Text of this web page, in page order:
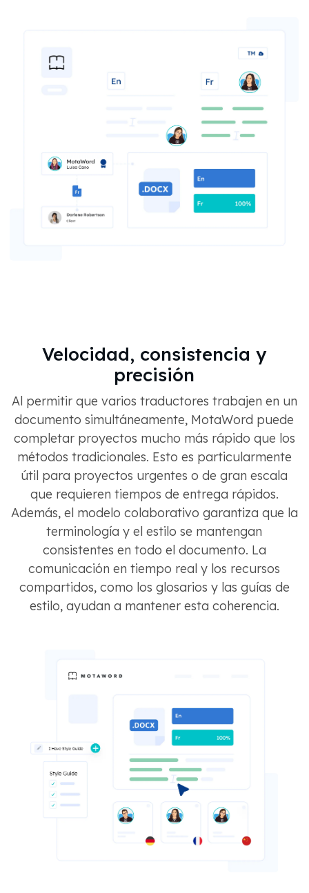
Velocidad, consistencia y
precisión
Al permitir que varios traductores trabajen en un
documento simultáneamente, MotaWord puede
completar proyectos mucho más rápido que los
métodos tradicionales. Esto es particularmente
útil para proyectos urgentes o de gran escala
que requieren tiempos de entrega rápidos.
Además, el modelo colaborativo garantiza que la
terminología y el estilo se mantengan
consistentes en todo el documento. La
comunicación en tiempo real y los recursos
compartidos, como los glosarios y las guías de
estilo, ayudan a mantener esta coherencia.